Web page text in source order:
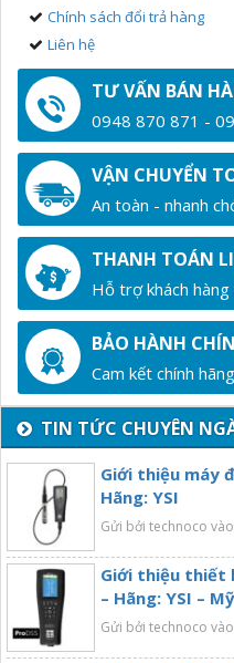
Chính sách đổi trả hàng
Liên hệ
TƯ VẤN BÁN
0948 870 871 -
VẬN CHUYỂN
An toàn - nhanh
THANH TOÁN
Hỗ trợ khách
BẢO HÀNH
Cam kết chính hãng
TIN TỨC CHUYÊN
Giới thiệu máy
Hãng: YSI
Gửi bởi technoco
Giới thiệu thiết
– Hãng: YSI – Mỹ
Gửi bởi technoco